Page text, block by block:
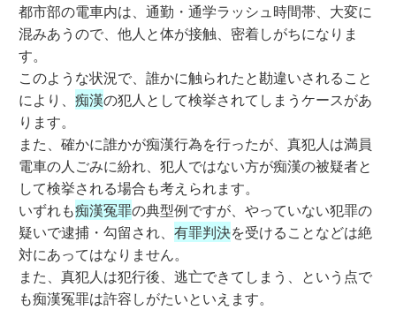
都市部の電車内は、通勤・通学ラッシュ時間帯、大変に
混みあうので、他人と体が接触、密着しがちになりま
す。
このような状況で、誰かに触られたと勘違いされること
により、痴漢の犯人として検挙されてしまうケースがあ
ります。
また、確かに誰かが痴漢行為を行ったが、真犯人は満員
電車の人ごみに紛れ、犯人ではない方が痴漢の被疑者と
して検挙される場合も考えられます。
いずれも痴漢冤罪の典型例ですが、やっていない犯罪の
疑いで逮捕・勾留され、有罪判決を受けることなどは絶
対にあってはなりません。
また、真犯人は犯行後、逃亡できてしまう、という点で
も痴漢冤罪は許容しがたいといえます。